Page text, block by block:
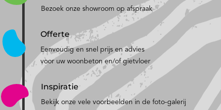
Bezoek onze showroom op afspraak
Offerte
Eenvoudig en snel prijs en advies
voor uw woonbeton en/of gietvloer
Inspiratie
Bekijk onze vele voorbeelden in de foto-galerij